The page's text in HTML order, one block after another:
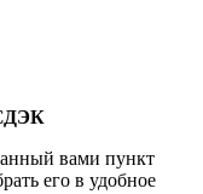
вами пункт
его в удобное